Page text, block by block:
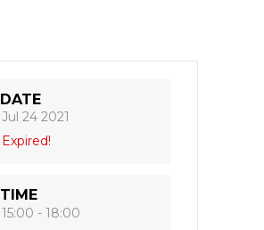
DATE
Jul 24 2021
Expired!
TIME
15:00 - 18:00